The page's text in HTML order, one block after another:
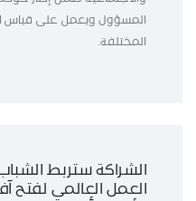
المسؤول ويعمل على قياس
المختلفة.
الشراكة ستربط
العمل العالمي لفتح